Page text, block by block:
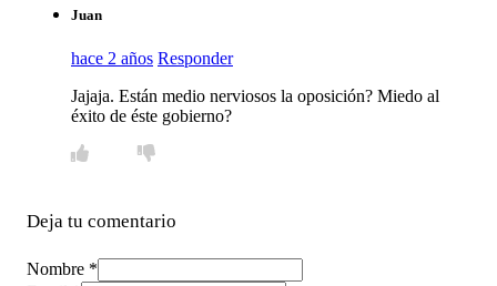
Juan
hace 2 años Responder
Jajaja. Están medio nerviosos la oposición? Miedo al
éxito de éste gobierno?
Deja tu comentario
Nombre *